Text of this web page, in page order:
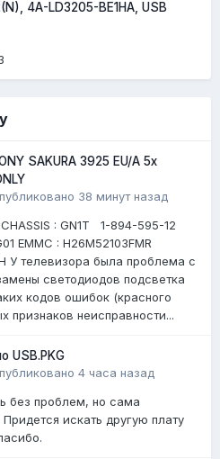
4A-LD3205-BE1HA, USB
SAKURA 3925 EU/A 5x
38 минут назад
: GN1T 1-894-595-12
EMMC : H26M52103FMR
У телевизора была проблема с
светодиодов подсветка
кодов ошибок (красного
признаков неисправности...
USB.PKG
4 часа назад
без проблем, но сама
искать другую плату